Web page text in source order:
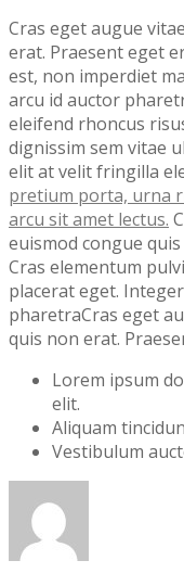
Cras eget augue
erat. Praesent eget
est, non imperdiet
arcu id auctor
eleifend rhoncus
dignissim sem vitae
elit at velit fringilla
pretium porta, urna
arcu sit amet lectus.
euismod congue
Cras elementum
placerat eget.
pharetraCras eget
quis non erat.
Lorem ipsum
elit.
Aliquam
Vestibulum